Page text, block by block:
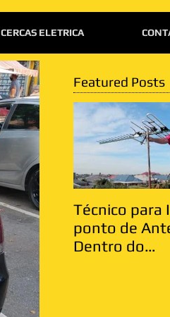
CERCAS ELETRICA
Featured Posts
Técnico para
ponto de
Dentro do